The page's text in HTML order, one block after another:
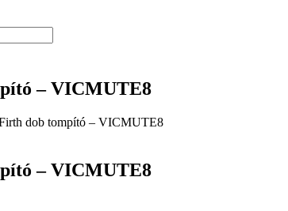
– VICMUTE8
dob tompító – VICMUTE8
– VICMUTE8